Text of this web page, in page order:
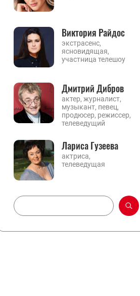
Виктория Райдос
экстрасенс,
ясновидящая,
участница телешоу
Дмитрий Дибров
актер, журналист,
музыкант, певец,
продюсер, режиссер,
телеведущий
Лариса Гузеева
актриса,
телеведущая